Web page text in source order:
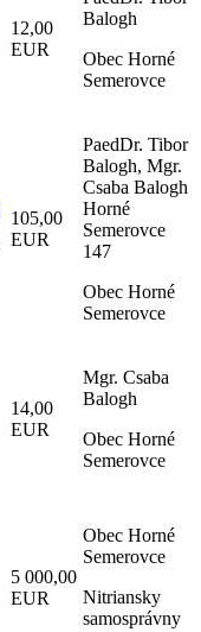
12,00
EUR
Balogh
Obec Horné
Semerovce
105,00
EUR
PaedDr. Tibor
Balogh, Mgr.
Csaba Balogh
Horné
Semerovce
147
Obec Horné
Semerovce
14,00
EUR
Mgr. Csaba
Balogh
Obec Horné
Semerovce
5 000,00
EUR
Obec Horné
Semerovce
Nitriansky
samosprávny